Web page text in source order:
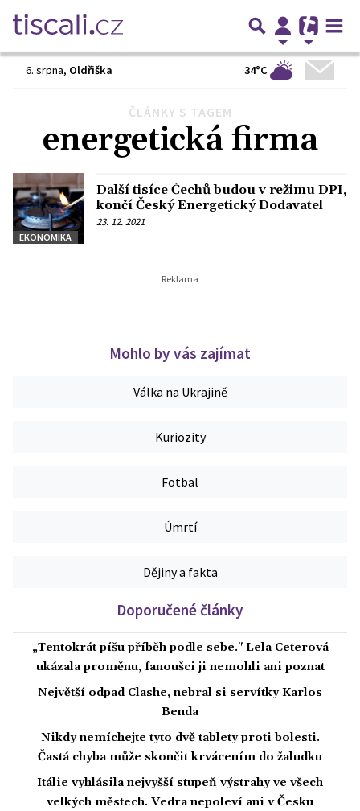
6. srpna, Oldřiška 34°C
ČLÁNKY S TAGEM
energetická firma
EKONOMIKA
Další tisíce Čechů budou v režimu DPI,
končí Český Energetický Dodavatel
23. 12. 2021
Mohlo by vás zajímat
Válka na Ukrajině
Kuriozity
Fotbal
Úmrtí
Dějiny a fakta
Doporučené články
„Tentokrát píšu příběh podle sebe." Lela Ceterová
ukázala proměnu, fanoušci ji nemohli ani poznat
Největší odpad Clashe, nebral si servítky Karlos
Benda
Nikdy nemíchejte tyto dvě tablety proti bolesti.
Častá chyba může skončit krvácením do žaludku
Itálie vyhlásila nejvyšší stupeň výstrahy ve všech
velkých městech. Vedra nepoleví ani v Česku